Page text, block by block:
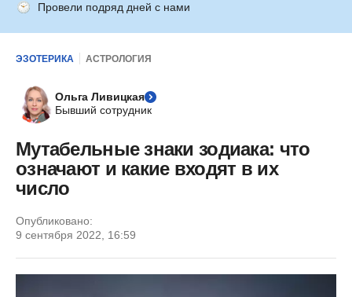
Провели подряд дней с нами
ЭЗОТЕРИКА АСТРОЛОГИЯ
Ольга Ливицкая
Бывший сотрудник
Мутабельные знаки зодиака: что
означают и какие входят в их
число
Опубликовано:
9 сентября 2022, 16:59